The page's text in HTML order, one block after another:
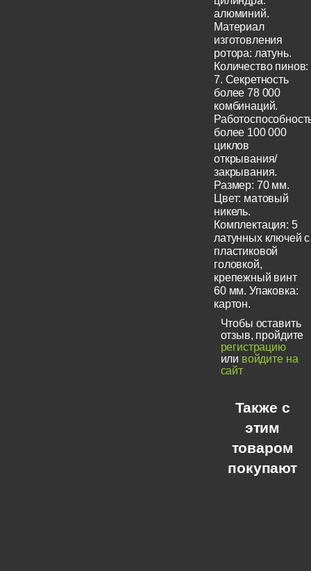
алюминий.
Материал
изготовления
ротора: латунь.
Количество пинов:
7. Секретность
более 78 000
комбинаций.
более 100 000
циклов
открывания/
закрывания.
Размер: 70 мм.
Цвет: матовый
никель.
Комплектация: 5
латунных ключей с
пластиковой
головкой,
крепежный винт
60 мм. Упаковка:
картон.
Чтобы оставить
отзыв, пройдите
регистрацию
или войдите на
сайт
Также с
этим
товаром
покупают